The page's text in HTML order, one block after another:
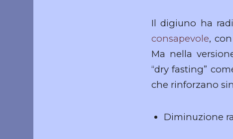
Il digiuno ha
consapevole,
Ma nella
“dry fasting”
che rinforzano
Diminuzione